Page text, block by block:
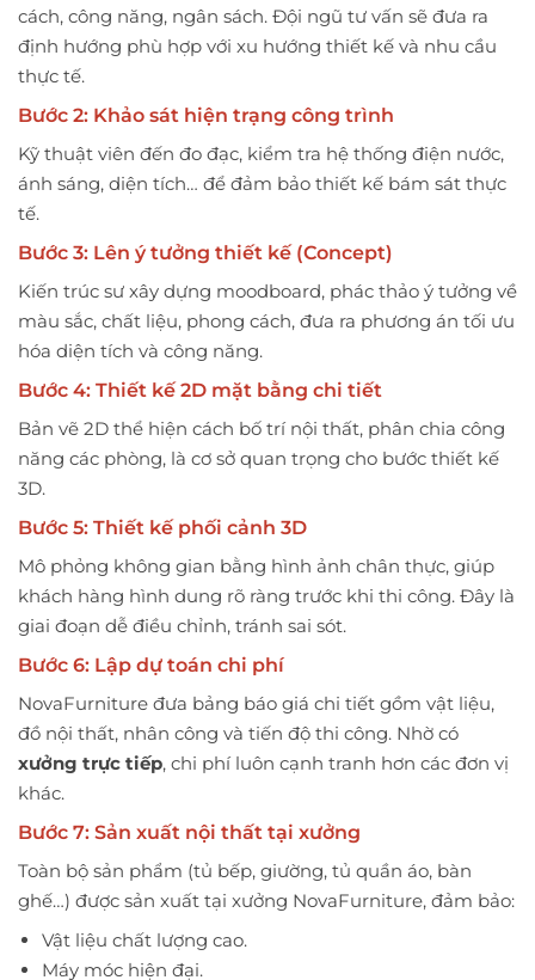
cách, công năng, ngân sách. Đội ngũ tư vấn sẽ đưa ra
định hướng phù hợp với xu hướng thiết kế và nhu cầu
thực tế.
Bước 2: Khảo sát hiện trạng công trình
Kỹ thuật viên đến đo đạc, kiểm tra hệ thống điện nước,
ánh sáng, diện tích… để đảm bảo thiết kế bám sát thực
tế.
Bước 3: Lên ý tưởng thiết kế (Concept)
Kiến trúc sư xây dựng moodboard, phác thảo ý tưởng về
màu sắc, chất liệu, phong cách, đưa ra phương án tối ưu
hóa diện tích và công năng.
Bước 4: Thiết kế 2D mặt bằng chi tiết
Bản vẽ 2D thể hiện cách bố trí nội thất, phân chia công
năng các phòng, là cơ sở quan trọng cho bước thiết kế
3D.
Bước 5: Thiết kế phối cảnh 3D
Mô phỏng không gian bằng hình ảnh chân thực, giúp
khách hàng hình dung rõ ràng trước khi thi công. Đây là
giai đoạn dễ điều chỉnh, tránh sai sót.
Bước 6: Lập dự toán chi phí
NovaFurniture đưa bảng báo giá chi tiết gồm vật liệu,
đồ nội thất, nhân công và tiến độ thi công. Nhờ có
xưởng trực tiếp, chi phí luôn cạnh tranh hơn các đơn vị
khác.
Bước 7: Sản xuất nội thất tại xưởng
Toàn bộ sản phẩm (tủ bếp, giường, tủ quần áo, bàn
ghế…) được sản xuất tại xưởng NovaFurniture, đảm bảo:
Vật liệu chất lượng cao.
Máy móc hiện đại.